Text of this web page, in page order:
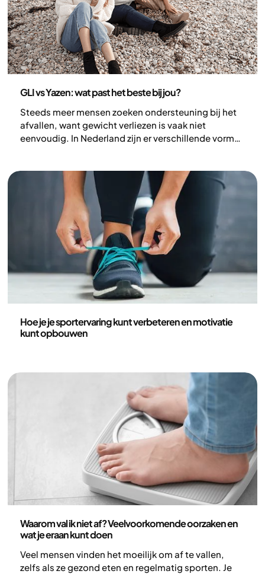
GLI vs Yazen: wat past het beste bij jou?
Steeds meer mensen zoeken ondersteuning bij het
afvallen, want gewicht verliezen is vaak niet
eenvoudig. In Nederland zijn er verschillende vormen
wordt vergoed. Daarnaast kiezen veel mensen voor
een sneller, individueler traject zoals bij Yazen, met
medische begeleiding en persoonlijke coaching. In
dit artikel vergelijken we GLI en Yazen.
Hoe je je sportervaring kunt verbeteren en motivatie
kunt opbouwen
Waarom val ik niet af? Veelvoorkomende oorzaken en
wat je eraan kunt doen
Veel mensen vinden het moeilijk om af te vallen,
zelfs als ze gezond eten en regelmatig sporten. Je